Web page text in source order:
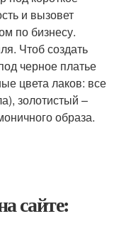
и вызовет
по бизнесу.
Чтоб создать
черное платье
цвета лаков: все
золотистый –
образа.
сайте: